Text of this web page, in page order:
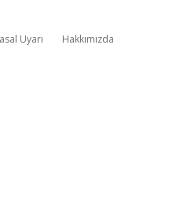
Uyarı Hakkımızda